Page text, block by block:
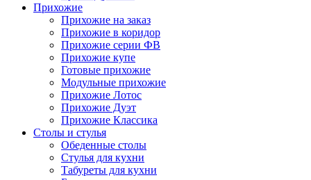
Прихожие
Прихожие на заказ
Прихожие в коридор
Прихожие серии ФВ
Прихожие купе
Готовые прихожие
Модульные прихожие
Прихожие Лотос
Прихожие Дуэт
Прихожие Классика
Столы и стулья
Обеденные столы
Стулья для кухни
Табуреты для кухни